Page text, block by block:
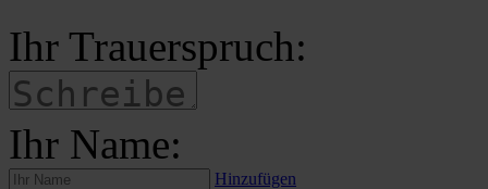
Ihr Trauerspruch:
Ihr Name:
Hinzufügen